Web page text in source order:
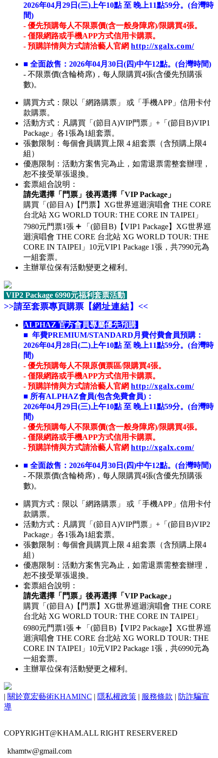
2026年04月29日(三)上午10點 至 晚上11點59分。(台灣時
間)
- 優先預購每人不限票價(含一般身障席)/限購買4張。
- 僅限網路或手機APP方式信用卡購票。
- 預購詳情與方式請洽藝人官網 http://xgalx.com/
■ 全面啟售：2026年04月30日(四)中午12點。 (台灣時間)
- 不限票價(含輪椅席)， 每人限購買4張(含優先預購張
數)。
購買方式：限以「網路購票」 或「手機APP」信用卡付
款購票。
活動方式：凡購買「(節目A)VIP門票」+「(節目B)VIP1
Package」各1張為1組套票。
張數限制：每個會員購買上限 4 組套票（含預購上限4
組）
優惠限制：活動方案售完為止，如需退票需整套辦理，
恕不接受單張退換。
套票組合說明：
請先選擇「門票」後再選擇「VIP Package」
購買「(節目A)【門票】XG世界巡迴演唱會 THE CORE
台北站 XG WORLD TOUR: THE CORE IN TAIPEI」
7980元門票1張 ＋
「(節目B)【VIP1 Package】XG世界巡
迴演唱會 THE CORE 台北站 XG WORLD TOUR: THE
CORE IN TAIPEI」10元VIP1 Package 1張，共7990元為
一組套票。
主辦單位保有活動變更之權利。
VIP2 Package 6990元福利套票活動
>>請至套票專頁購票【網址連結 】<<
ALPHAZ 官方會員專屬優先預購
■ 年費PREMIUM/STANDARD月費付費會員預購：
2026年04月28日(二)上午10點 至 晚上11點59分。(台灣時
間)
- 優先預購每人不限原價票區/限購買4張。
- 僅限網路或手機APP方式信用卡購票。
- 預購詳情與方式請洽藝人官網 http://xgalx.com/
■ 所有ALPHAZ會員(包含免費會員)：
2026年04月29日(三)上午10點 至 晚上11點59分。(台灣時
間)
- 優先預購每人不限票價(含一般身障席)/限購買4張。
- 僅限網路或手機APP方式信用卡購票。
- 預購詳情與方式請洽藝人官網 http://xgalx.com/
■ 全面啟售：2026年04月30日(四)中午12點。 (台灣時間)
- 不限票價(含輪椅席) ，每人限購買4張(含優先預購張
數)。
購買方式：限以「網路購票」 或「手機APP」信用卡付
款購票。
活動方式：凡購買「(節目A)VIP門票」+「(節目B)VIP2
Package」各1張為1組套票。
張數限制：每個會員購買上限 4 組套票（含預購上限4
組）
優惠限制：活動方案售完為止，如需退票需整套辦理，
恕不接受單張退換。
套票組合說明：
請先選擇「門票」後再選擇「VIP Package」
購買「(節目A)【門票】XG世界巡迴演唱會 THE CORE
台北站 XG WORLD TOUR: THE CORE IN TAIPEI」
6980元門票1張 ＋
「(節目B)【VIP2 Package】XG世界巡
迴演唱會 THE CORE 台北站 XG WORLD TOUR: THE
CORE IN TAIPEI」10元VIP2 Package 1張，共6990元為
一組套票。
主辦單位保有活動變更之權利。
| 關於寛宏藝術KHAMINC | 隱私權政策 | 服務條款 | 防詐騙宣
導
COPYRIGHT@KHAM.ALL RIGHT RESERVERED
khamtw@gmail.com